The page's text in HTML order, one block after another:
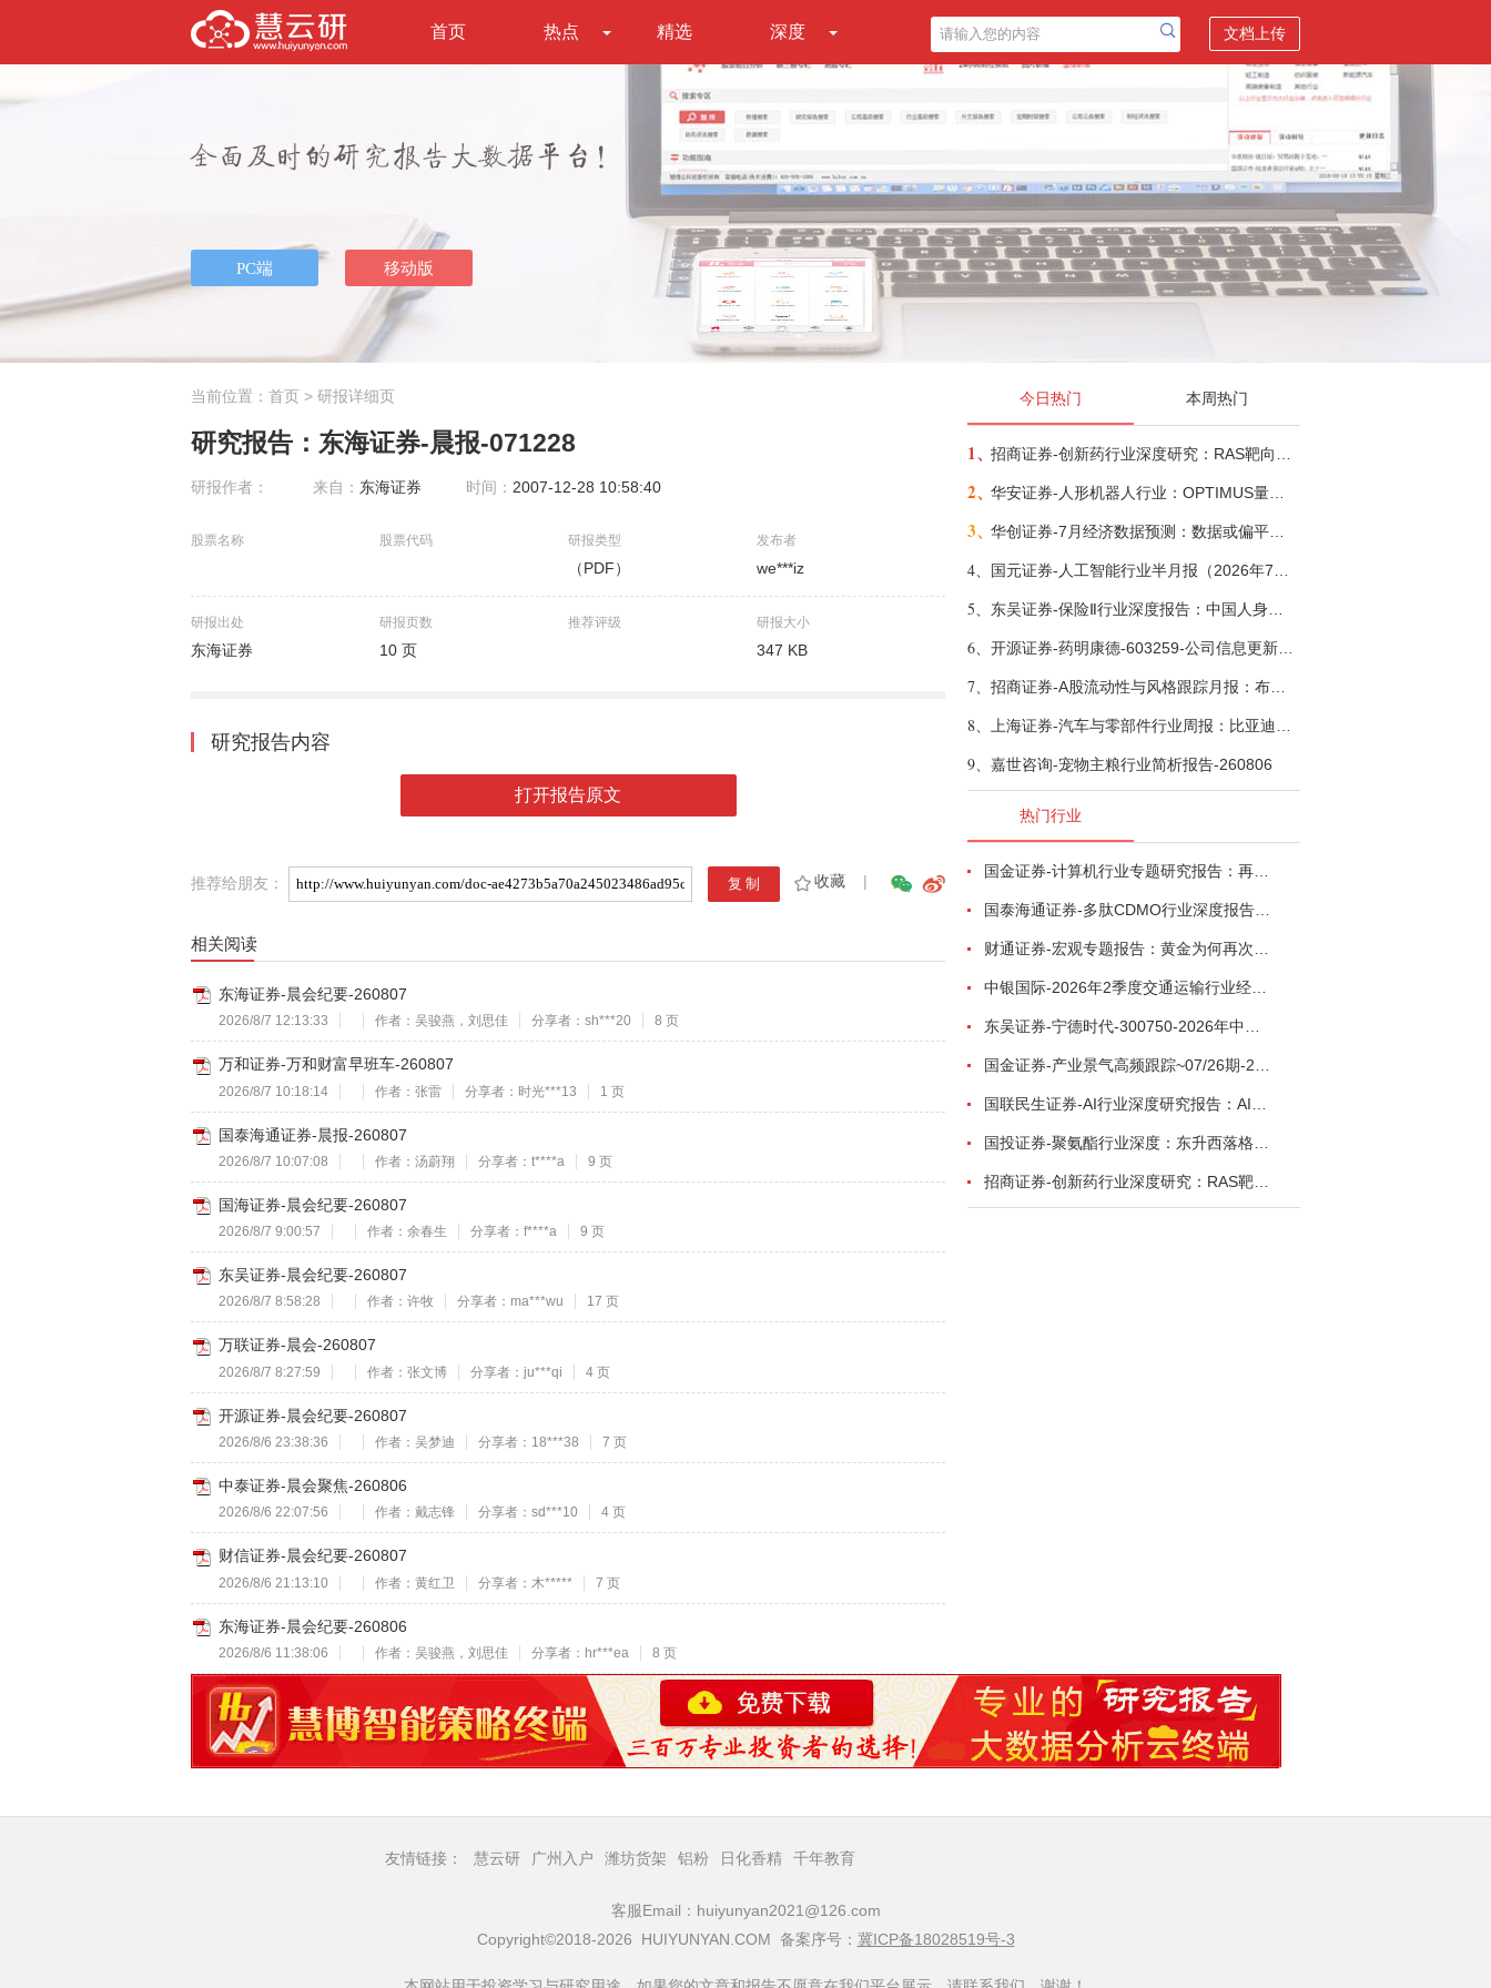
首页 热点 精选 深度 文档上传
当前位置： 首页 > 研报详细页
研究报告：东海证券-晨报-071228
研报作者： 来自： 东海证券 时间： 2007-12-28 10:58:40
股票名称 股票代码 研报类型
（PDF）
发布者
we***iz
研报出处
东海证券
研报页数
10 页
推荐评级 研报大小
347 KB
研究报告内容
打开报告原文
推荐给朋友： 收藏 |
相关阅读
东海证券-晨会纪要-260807
2026/8/7 12:13:33 作者：吴骏燕，刘思佳 分享者：sh***20 8 页
万和证券-万和财富早班车-260807
2026/8/7 10:18:14 作者：张雷 分享者：时光***13 1 页
国泰海通证券-晨报-260807
2026/8/7 10:07:08 作者：汤蔚翔 分享者：t****a 9 页
国海证券-晨会纪要-260807
2026/8/7 9:00:57 作者：余春生 分享者：f****a 9 页
东吴证券-晨会纪要-260807
2026/8/7 8:58:28 作者：许牧 分享者：ma***wu 17 页
万联证券-晨会-260807
2026/8/7 8:27:59 作者：张文博 分享者：ju***qi 4 页
开源证券-晨会纪要-260807
2026/8/6 23:38:36 作者：吴梦迪 分享者：18***38 7 页
中泰证券-晨会聚焦-260806
2026/8/6 22:07:56 作者：戴志锋 分享者：sd***10 4 页
财信证券-晨会纪要-260807
2026/8/6 21:13:10 作者：黄红卫 分享者：木***** 7 页
东海证券-晨会纪要-260806
2026/8/6 11:38:06 作者：吴骏燕，刘思佳 分享者：hr***ea 8 页
今日热门 本周热门
1、
2、
3、
4、
5、
6、
7、
8、
9、 嘉世咨询-宠物主粮行业简析报告-260806
热门行业
友情链接： 慧云研 广州入户 潍坊货架 铝粉 日化香精 千年教育
客服Email：huiyunyan2021@126.com
Copyright©2018-2026 HUIYUNYAN.COM 备案序号： 冀ICP备18028519号-3